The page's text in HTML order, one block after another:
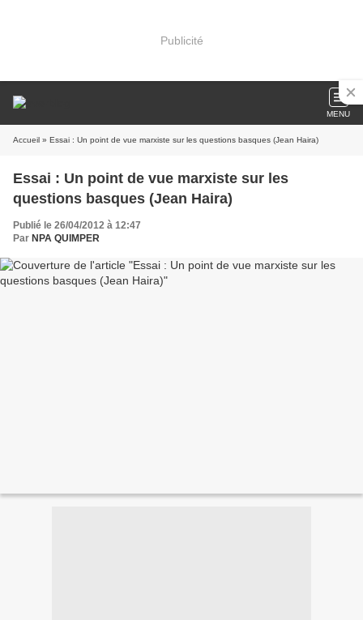
Publicité
MENU
Accueil » Essai : Un point de vue marxiste sur les questions basques (Jean Haira)
Essai : Un point de vue marxiste sur les
questions basques (Jean Haira)
Publié le 26/04/2012 à 12:47
Par NPA QUIMPER